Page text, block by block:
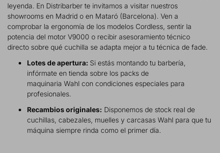
leyenda. En Distribarber te invitamos a visitar nuestros
showrooms en Madrid o en Mataró (Barcelona). Ven a
comprobar la ergonomía de los modelos Cordless, sentir la
potencia del motor V9000 o recibir asesoramiento técnico
directo sobre qué cuchilla se adapta mejor a tu técnica de fade.
Lotes de apertura: Si estás montando tu barbería,
infórmate en tienda sobre los packs de
maquinaria Wahl con condiciones especiales para
profesionales.
Recambios originales: Disponemos de stock real de
cuchillas, cabezales, muelles y carcasas Wahl para que tu
máquina siempre rinda como el primer día.